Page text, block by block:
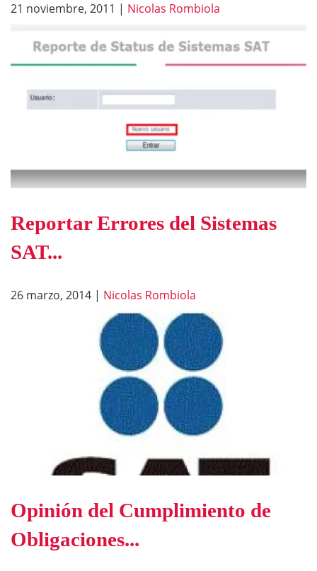
21 noviembre, 2011 | Nicolas Rombiola
Reportar Errores del Sistemas
SAT...
26 marzo, 2014 | Nicolas Rombiola
Opinión del Cumplimiento de
Obligaciones...